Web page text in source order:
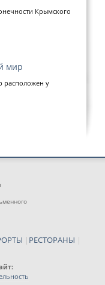
Крымского
мир
расположен у
| РЕСТОРАНЫ |